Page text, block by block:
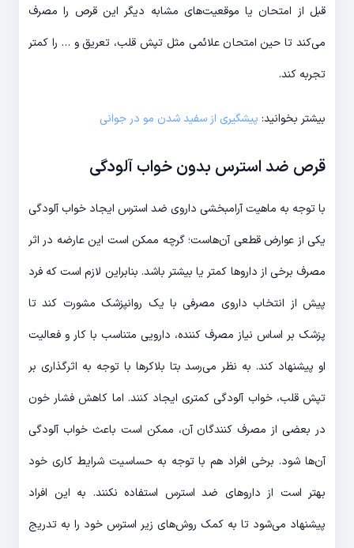
قبل از امتحان یا موقعیت‌های مشابه دیگر این قرص را مصرف
می‌کند تا حین امتحان علائمی مثل تپش قلب، تعریق و … را کمتر
تجربه کند.
بیشتر بخوانید: پیشگیری از سفید شدن مو در جوانی
قرص ضد استرس بدون خواب آلودگی
با توجه به ماهیت آرامبخشی داروی ضد استرس ایجاد خواب آلودگی
یکی از عوارض قطعی آن‌هاست؛ گرچه ممکن است این عارضه در اثر
مصرف برخی از داروها کمتر یا بیشتر باشد. بنابراین لازم است که فرد
پیش از انتخاب داروی مصرفی با یک روانپزشک مشورت کند تا
پزشک بر اساس نیاز مصرف کننده، دارویی متناسب با کار و فعالیت
او پیشنهاد کند. به نظر می‌رسد بتا بلاکرها با توجه به اثرگذاری بر
تپش قلب، خواب آلودگی کمتری ایجاد کنند. اما کاهش فشار خون
در بعضی از مصرف کنندگان آن، ممکن است باعث خواب آلودگی
آن‌ها شود. برخی افراد هم با توجه به حساسیت شرایط کاری خود
بهتر است از داروهای ضد استرس استفاده نکنند. به این افراد
پیشنهاد می‌شود تا به کمک روش‌های زیر استرس خود را به تدریج